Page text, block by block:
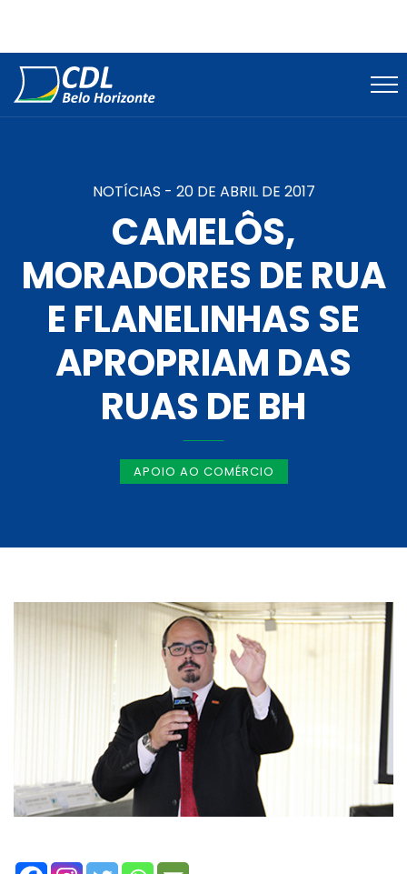
NOTÍCIAS - 20 DE ABRIL DE 2017
CAMELÔS,
MORADORES DE RUA
E FLANELINHAS SE
APROPRIAM DAS
RUAS DE BH
APOIO AO COMÉRCIO